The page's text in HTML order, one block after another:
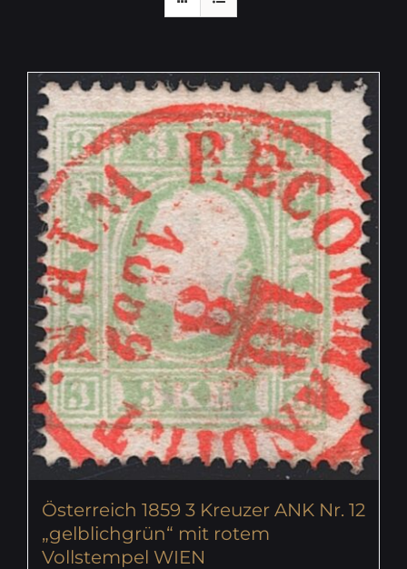
Österreich 1859 3 Kreuzer ANK Nr. 12
„gelblichgrün“ mit rotem
Vollstempel WIEN